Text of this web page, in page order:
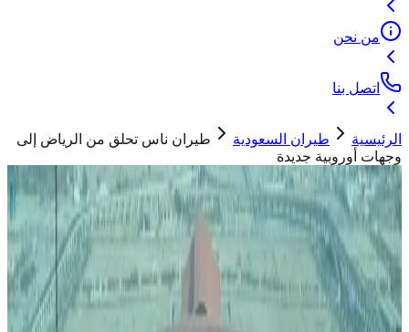
من نحن
اتصل بنا
الرئيسية طيران السعودية
طيران ناس تحلق من الرياض إلى
وجهات أوروبية جديدة
طيران السعودية
طيران ناس تحلق من الرياض إلى وجهات
أوروبية جديدة
حسان ابو تيم